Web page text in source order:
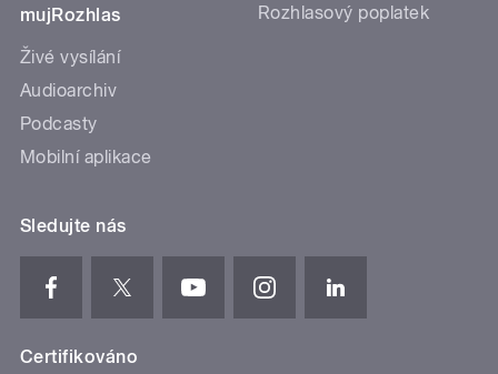
mujRozhlas
Živé vysílání
Audioarchiv
Podcasty
Mobilní aplikace
Rozhlasový poplatek
Sledujte nás
Certifikováno